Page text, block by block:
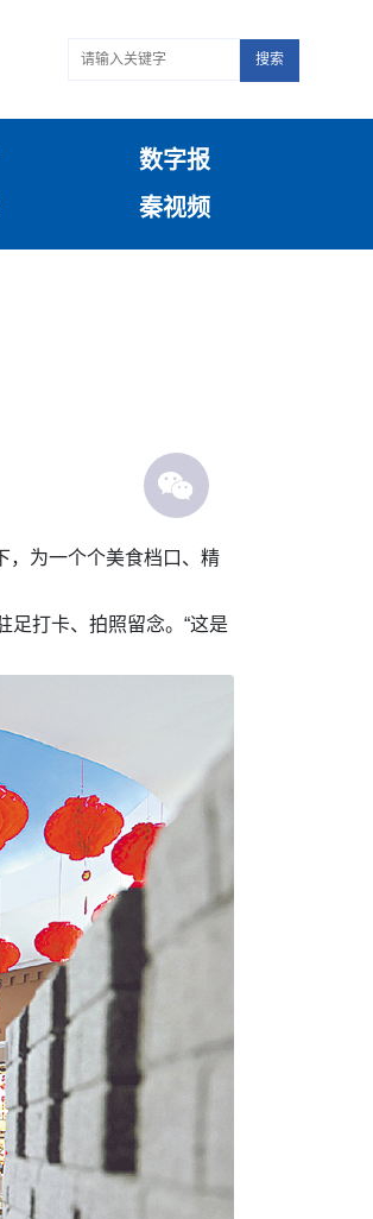
搜索
数字报
秦视频
，为一个个美食档口、精
足打卡、拍照留念。“这是